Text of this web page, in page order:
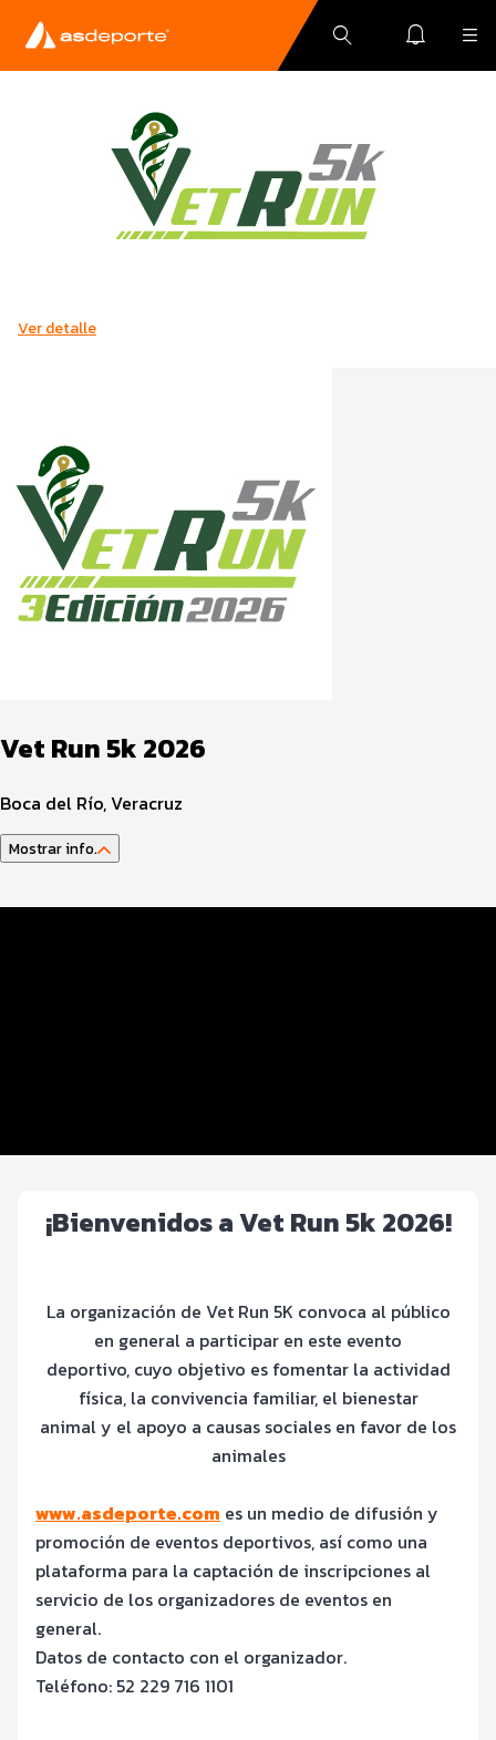
Ver detalle
Vet Run 5k 2026
Boca del Río, Veracruz
Mostrar info.
¡Bienvenidos a Vet Run 5k 2026!
La organización de Vet Run 5K convoca al público
en general a participar en este evento
deportivo, cuyo objetivo es fomentar la actividad
física, la convivencia familiar, el bienestar
animal y el apoyo a causas sociales en favor de los
animales
www.asdeporte.com es un medio de difusión y
promoción de eventos deportivos, así como una
plataforma para la captación de inscripciones al
servicio de los organizadores de eventos en
general.
Datos de contacto con el organizador.
Teléfono: 52 229 716 1101